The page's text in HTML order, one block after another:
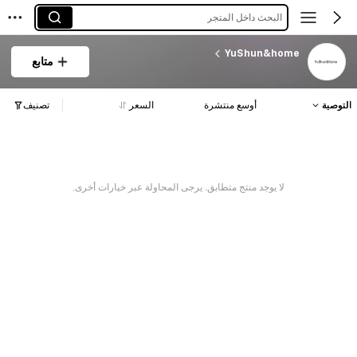
البحث داخل المتجر
YuShun&home
متابع
التوصية أوسع منتشرة السعر تصنيف
لا يوجد منتج متطابق. يرجى المحاولة عبر خيارات أخرى.